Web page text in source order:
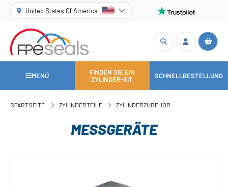
United States Of America
MENÜ
FINDEN SIE EIN
ZYLINDER-KIT
SCHNELLBESTELLUNG
STARTSEITE ZYLINDERTEILE ZYLINDERZUBEHÖR
MESSGERÄTE